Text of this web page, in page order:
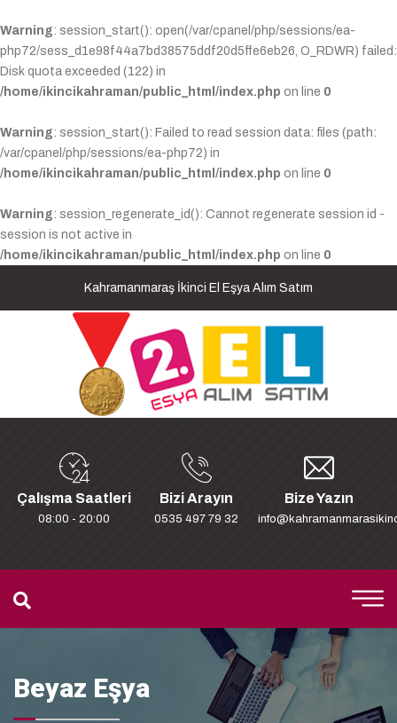
Warning: session_start(): open(/var/cpanel/php/sessions/ea-
php72/sess_d1e98f44a7bd38575ddf20d5ffe6eb26, O_RDWR) failed:
Disk quota exceeded (122) in
/home/ikincikahraman/public_html/index.php on line 0
Warning: session_start(): Failed to read session data: files (path:
/var/cpanel/php/sessions/ea-php72) in
/home/ikincikahraman/public_html/index.php on line 0
Warning: session_regenerate_id(): Cannot regenerate session id -
session is not active in
/home/ikincikahraman/public_html/index.php on line 0
Kahramanmaraş İkinci El Eşya Alım Satım
Çalışma Saatleri
08:00 - 20:00
Bizi Arayın
0535 497 79 32
Bize Yazın
Beyaz Eşya